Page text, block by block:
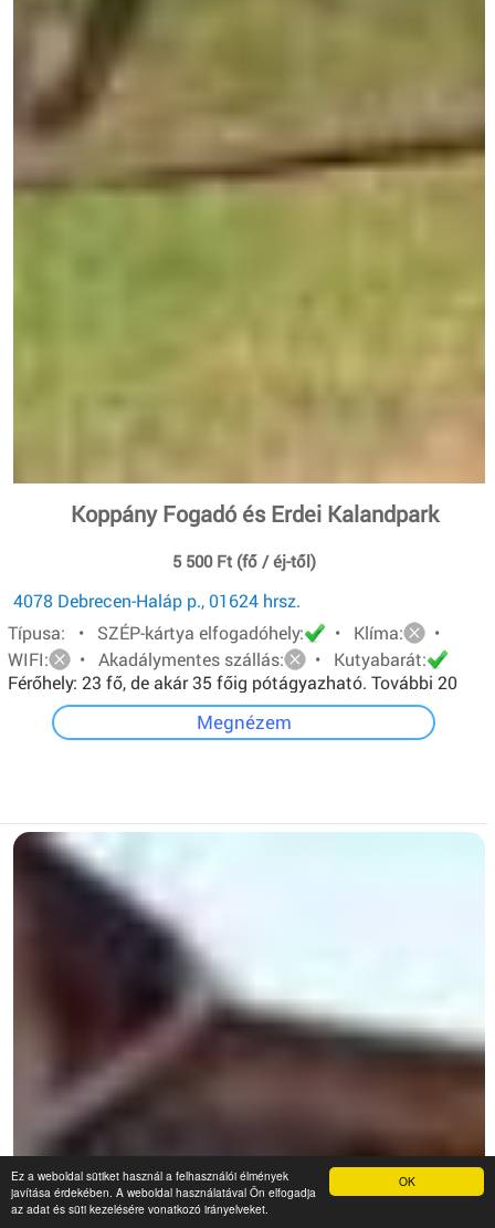
OK
Ez a weboldal sütiket használ a felhasználói élmények
javítása érdekében. A weboldal használatával Ön elfogadja
az adat és süti kezelésére vonatkozó irányelveket.
Koppány Fogadó és Erdei Kalandpark
5 500 Ft (fő / éj-től)
4078 Debrecen-Haláp p., 01624 hrsz.
Típusa: • SZÉP-kártya elfogadóhely:
• Klíma:
•
WIFI:
• Akadálymentes szállás:
• Kutyabarát:
Férőhely: 23 fő, de akár 35 főig pótágyazható. További 20
főt pedig sátorban tudunk elhelyezni.
Megnézem